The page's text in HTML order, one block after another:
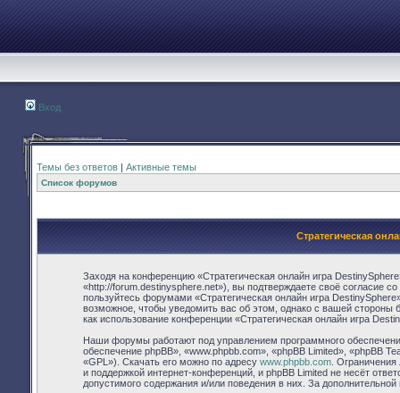
Вход
Темы без ответов | Активные темы
Список форумов
Стратегическая
Заходя на конференцию «Стратегическая онлайн игра
«http://forum.destinysphere.net»), вы подтверждаете своё согласие
пользуйтесь форумами «Стратегическая онлайн игра
возможное, чтобы уведомить вас об этом, однако с вашей стороны
как использование конференции «Стратегическая онлайн игра
Наши форумы работают под управлением программного
обеспечение phpBB», «www.phpbb.com», «phpBB Limited», «phpBB
«GPL»). Скачать его можно по адресу www.phpbb.com. Ограничения
и поддержкой интернет-конференций, и phpBB Limited не несёт
допустимого содержания и/или поведения в них. За